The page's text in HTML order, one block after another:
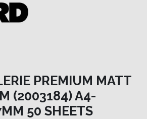
PREMIUM MATT
(2003184) A4-
50 SHEETS